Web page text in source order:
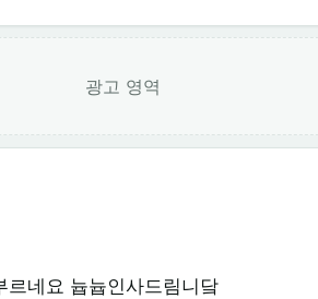
광고 영역
르네요 늅늅인사드림니닼